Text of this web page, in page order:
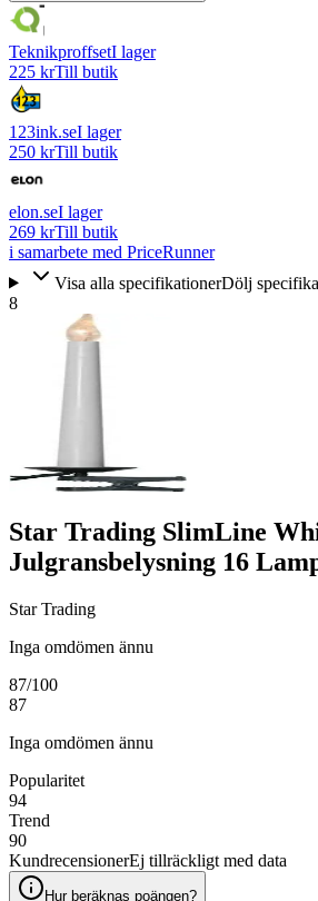
TeknikproffsetI lager
225 krTill butik
123ink.seI lager
250 krTill butik
elon.seI lager
269 krTill butik
i samarbete med PriceRunner
Visa alla specifikationerDölj
8
Star Trading SlimLine
Julgransbelysning 16
Star Trading
Inga omdömen ännu
87/100
87
Inga omdömen ännu
Popularitet
94
Trend
90
KundrecensionerEj tillräckligt med data
Hur beräknas poängen?